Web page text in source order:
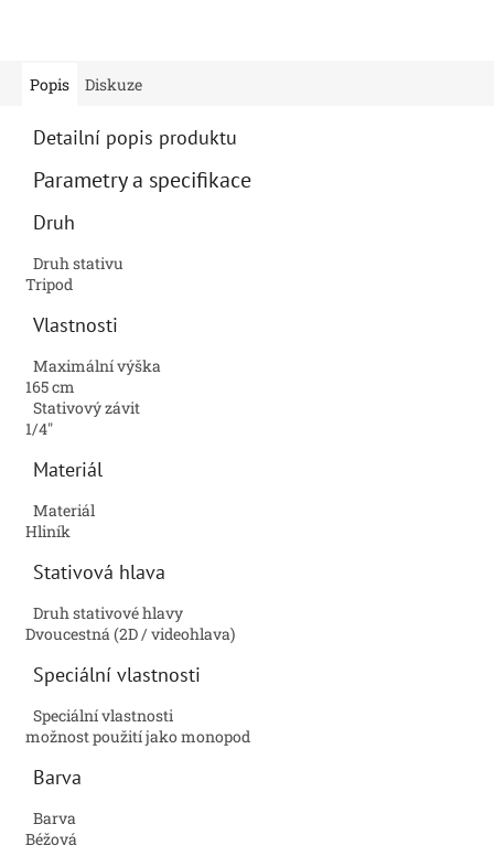
Popis Diskuze
Detailní popis produktu
Parametry a specifikace
Druh
Druh stativu
Tripod
Vlastnosti
Maximální výška
165 cm
Stativový závit
1/4"
Materiál
Materiál
Hliník
Stativová hlava
Druh stativové hlavy
Dvoucestná (2D / videohlava)
Speciální vlastnosti
Speciální vlastnosti
možnost použití jako monopod
Barva
Barva
Béžová